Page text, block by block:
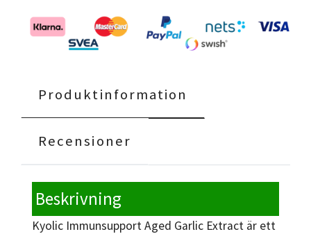
Produktinformation
Recensioner
Beskrivning
Kyolic Immunsupport Aged Garlic Extract är ett